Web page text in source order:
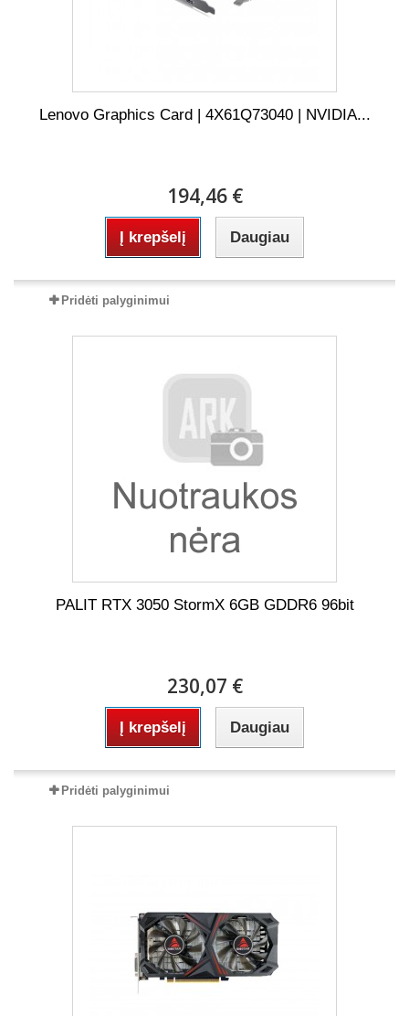
Lenovo Graphics Card | 4X61Q73040 | NVIDIA...
194,46 €
Į krepšelį Daugiau
Pridėti palyginimui
PALIT RTX 3050 StormX 6GB GDDR6 96bit
230,07 €
Į krepšelį Daugiau
Pridėti palyginimui